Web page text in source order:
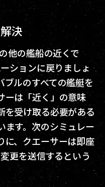
決
他の艦船の近くで
ションに戻りましょ
ブルのすべての艦艇を
ーは「近く」の意味
を受け取る必要がある
ます。次のシミュレー
に、クエーサーは即座
更を送信するという